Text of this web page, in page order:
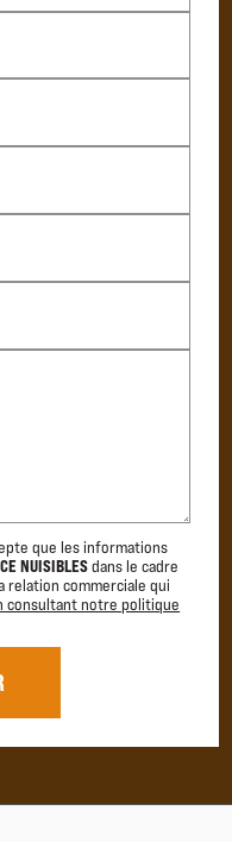
que les informations
NUISIBLESdans le cadre
relation commerciale qui
consultant notre politique